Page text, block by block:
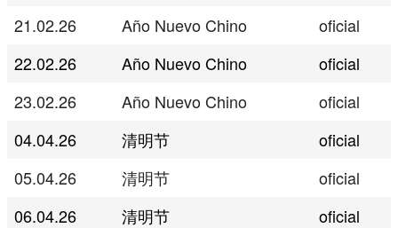
21.02.26
Año Nuevo Chino
oficial
22.02.26
Año Nuevo Chino
oficial
23.02.26
Año Nuevo Chino
oficial
04.04.26
清明节
oficial
05.04.26
清明节
oficial
06.04.26
清明节
oficial